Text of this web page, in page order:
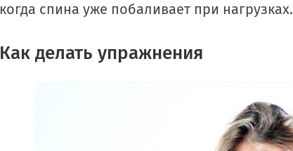
когда спина уже побаливает при нагрузках.
Как делать упражнения